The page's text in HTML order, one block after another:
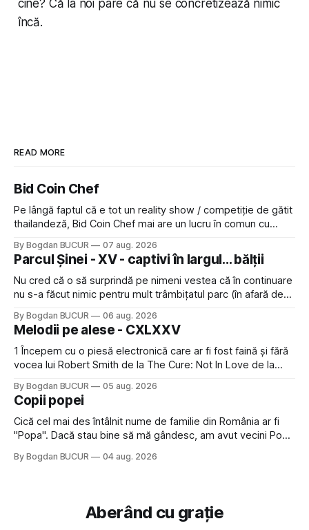
cine? Că la noi pare că nu se concretizează nimic
încă.
READ MORE
Bid Coin Chef
Pe lângă faptul că e tot un reality show / competiție de gătit
thailandeză, Bid Coin Chef mai are un lucru în comun cu
lăsat rece la prima vedere, după care m-a făcut să mă
îndrăgostesc de el. Nu mi-a plăcut faptul
By Bogdan BUCUR 07 aug. 2026
Parcul Șinei - XV - captivi în largul... bălții
Nu cred că o să surprindă pe nimeni vestea că în continuare
nu s-a făcut nimic pentru mult trâmbițatul parc (în afară de
timp pui și latră prin gard la lumea care trece prin zonă). Am
avut, în schimb, o belea
By Bogdan BUCUR 06 aug. 2026
Melodii pe alese - CXLXXV
1 Începem cu o piesă electronică care ar fi fost faină și fără
vocea lui Robert Smith de la The Cure: Not In Love de la
a dovedit că jumătatea masculină a acelui duo era cam
dubioasă...) 2. Băgăm la
By Bogdan BUCUR 05 aug. 2026
Copii popei
Cică cel mai des întâlnit nume de familie din România ar fi
"Popa". Dacă stau bine să mă gândesc, am avut vecini Popa
Dexonline spune de etimologia termenului de popă că ar
By Bogdan BUCUR 04 aug. 2026
Aberând cu grație